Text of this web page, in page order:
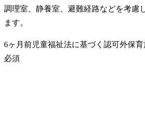
調理室、静養室、避難経路などを考慮
ます。
6ヶ月前児童福祉法に基づく認可外保
必須